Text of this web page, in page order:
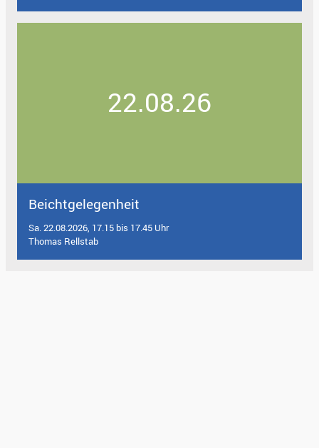
22.08.26
Beichtgelegenheit
Sa. 22.08.2026, 17.15 bis 17.45 Uhr
Thomas Rellstab